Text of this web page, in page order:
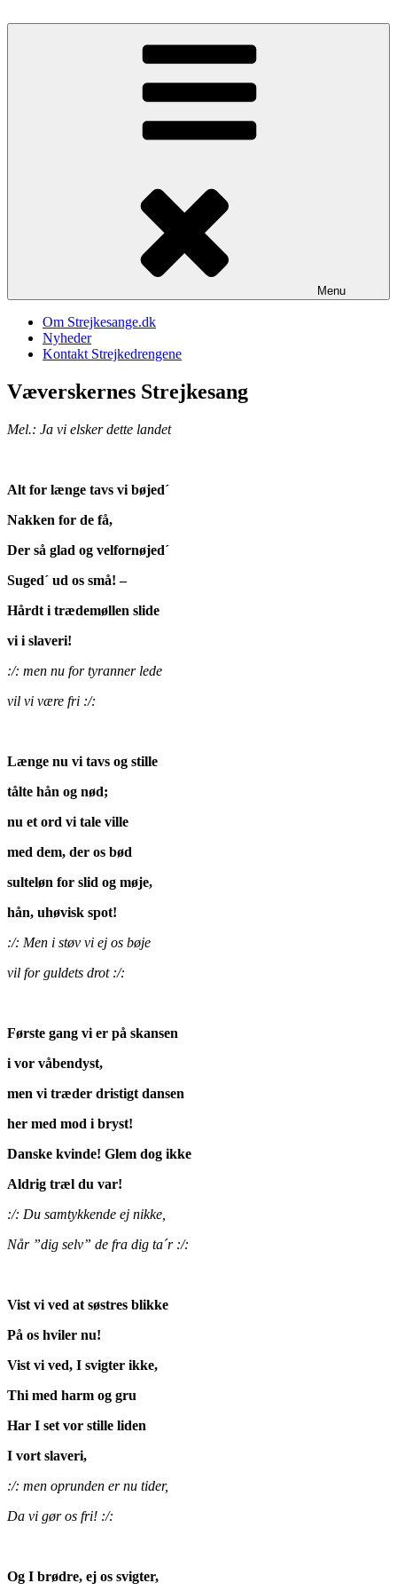
til
Sange fra strejker og demonstrationer i den danske arbejderbevægelse
Menu
Om Strejkesange.dk
Nyheder
Kontakt Strejkedrengene
Væverskernes Strejkesang
Mel.: Ja vi elsker dette landet
Alt for længe tavs vi bøjed´
Nakken for de få,
Der så glad og velfornøjed´
Suged´ ud os små! –
Hårdt i trædemøllen slide
vi i slaveri!
:/: men nu for tyranner lede
vil vi være fri :/:
Længe nu vi tavs og stille
tålte hån og nød;
nu et ord vi tale ville
med dem, der os bød
sulteløn for slid og møje,
hån, uhøvisk spot!
:/: Men i støv vi ej os bøje
vil for guldets drot :/:
Første gang vi er på skansen
i vor våbendyst,
men vi træder dristigt dansen
her med mod i bryst!
Danske kvinde! Glem dog ikke
Aldrig træl du var!
:/: Du samtykkende ej nikke,
Når ”dig selv” de fra dig ta´r :/:
Vist vi ved at søstres blikke
På os hviler nu!
Vist vi ved, I svigter ikke,
Thi med harm og gru
Har I set vor stille liden
I vort slaveri,
:/: men oprunden er nu tider,
Da vi gør os fri! :/:
Og I brødre, ej os svigter,